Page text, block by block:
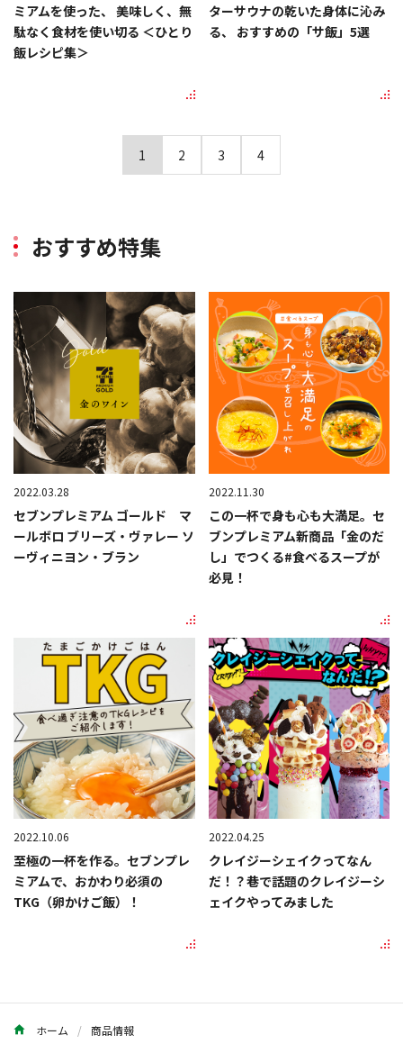
ミアムを使った、 美味しく、無
駄なく食材を使い切る ＜ひとり
飯レシピ集＞
ターサウナの乾いた身体に沁み
る、 おすすめの「サ飯」5選
1 2 3 4
おすすめ特集
2022.03.28
セブンプレミアム ゴールド マ
ールボロ ブリーズ・ヴァレー ソ
ーヴィニヨン・ブラン
2022.11.30
この一杯で身も心も大満足。セ
ブンプレミアム新商品「金のだ
し」でつくる#食べるスープが
必見！
2022.10.06
至極の一杯を作る。セブンプレ
ミアムで、おかわり必須の
TKG（卵かけご飯）！
2022.04.25
クレイジーシェイクってなん
だ！？巷で話題のクレイジーシ
ェイクやってみました
ホーム 商品情報